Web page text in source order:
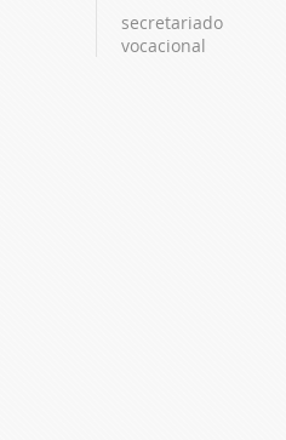
secretariado
vocacional